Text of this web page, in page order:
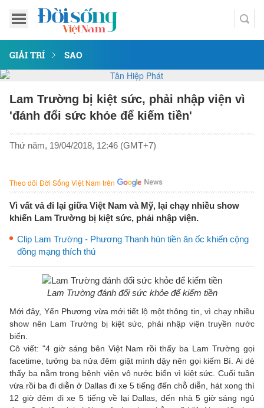
GIẢI TRÍ SAO
Lam Trường bị kiệt sức, phải nhập viện vì
'đánh đổi sức khỏe để kiếm tiền'
Thứ năm, 19/04/2018, 12:46 (GMT+7)
Theo dõi Đời Sống Việt Nam trên
Vì vất vả đi lại giữa Việt Nam và Mỹ, lại chạy nhiều show
khiến Lam Trường bị kiệt sức, phải nhập viện.
Clip Lam Trường - Phương Thanh hùn tiền ăn ốc khiến cộng
đồng mạng thích thú
Lam Trường đánh đổi sức khỏe để kiếm tiền
Mới đây, Yến Phương vừa mới tiết lộ một thông tin, vì chạy nhiều
show nên Lam Trường bị kiệt sức, phải nhập viện truyền nước
biển.
Cô viết: "4 giờ sáng bên Việt Nam rồi thấy ba Lam Trường gọi
facetime, tưởng ba nửa đêm giật mình dậy nên gọi kiếm Bì. Ai dè
thấy ba nằm trong bệnh viện vô nước biển vì kiệt sức. Cuối tuần
vừa rồi ba đi diễn ở Dallas đi xe 5 tiếng đến chỗ diễn, hát xong thì
12 giờ đêm đi xe 5 tiếng về lại Dallas, đến nhà 5 giờ sáng ngủ